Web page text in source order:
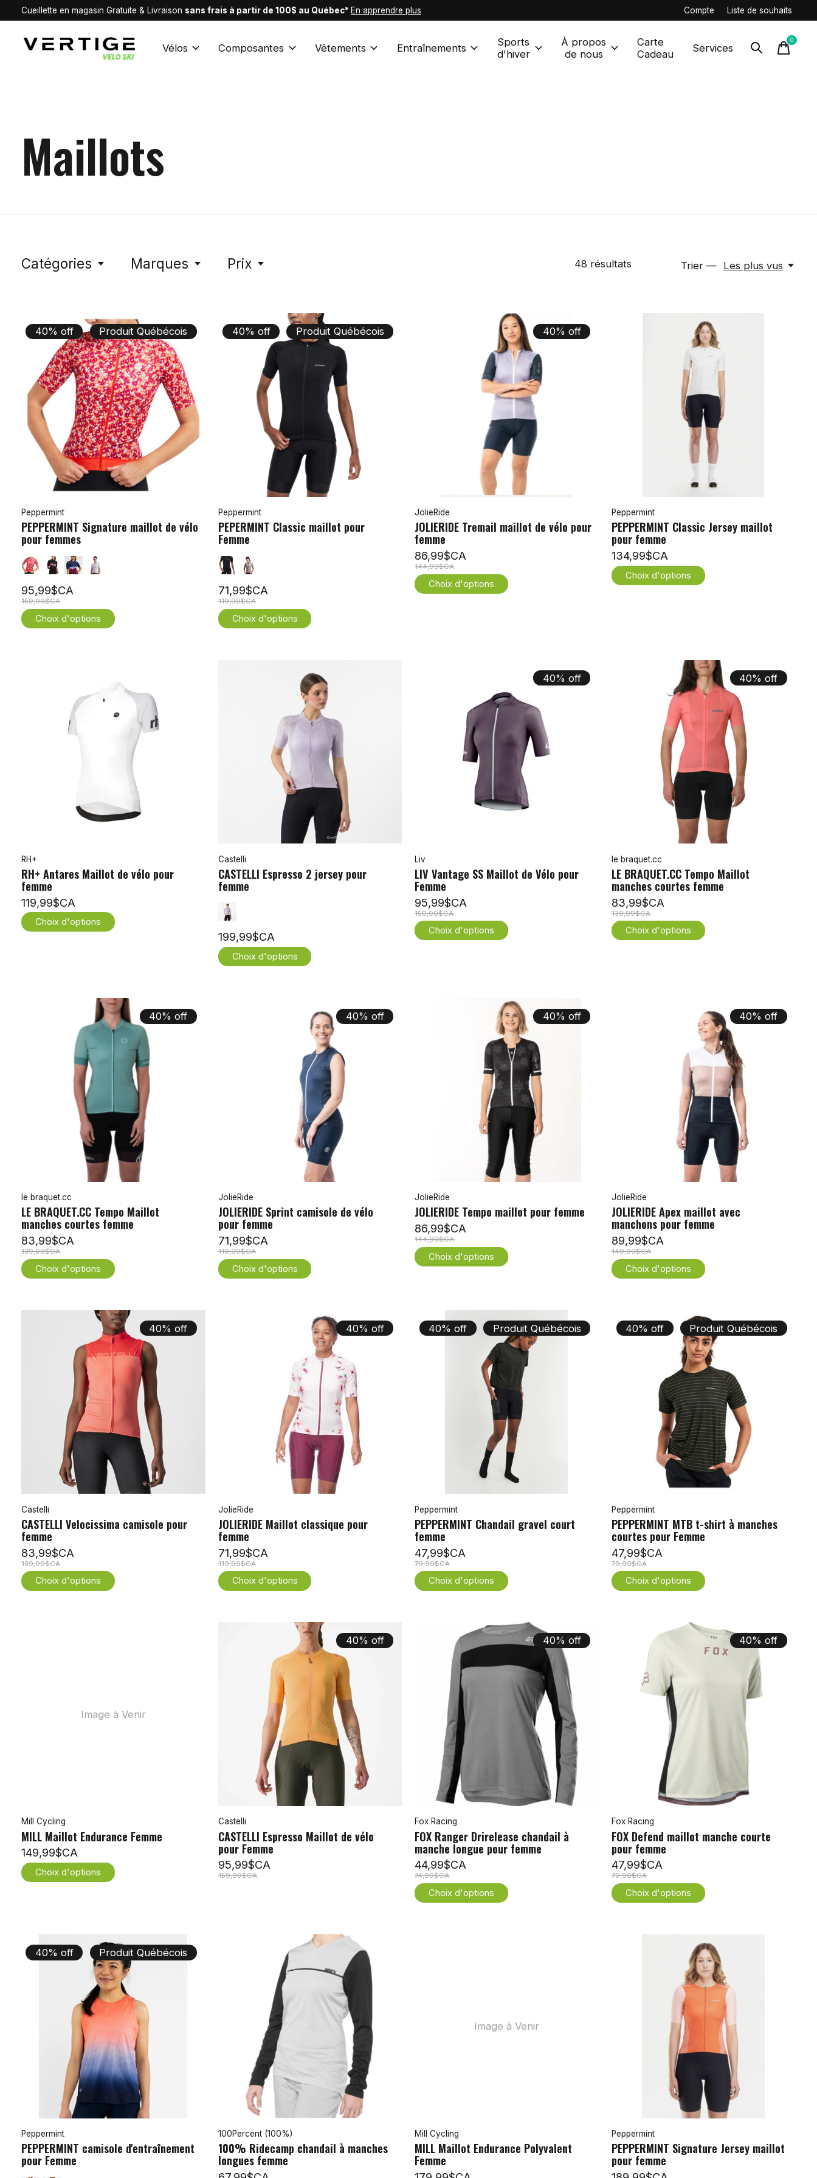
Cueillette en magasin Gratuite & Livraison sans frais à partir de 100$ au Québec* En apprendre plus Compte Liste de souhaits
Vélos Composantes Vêtements Entraînements
Sports
d'hiver
À propos
de nous
Carte
Cadeau
Services
0items
Maillots
Catégories Marques Prix 48résultats Trier — Les plus vus
40% off Produit Québécois
Peppermint
PEPPERMINT Signature maillot de vélo
pour femmes
95,99$CA
159,99$CA
Choix d'options
40% off Produit Québécois
Peppermint
PEPERMINT Classic maillot pour
Femme
71,99$CA
119,99$CA
Choix d'options
40% off
JolieRide
JOLIERIDE Tremail maillot de vélo pour
femme
86,99$CA
144,99$CA
Choix d'options
Peppermint
PEPPERMINT Classic Jersey maillot
pour femme
134,99$CA
Choix d'options
RH+
RH+ Antares Maillot de vélo pour
femme
119,99$CA
Choix d'options
Castelli
CASTELLI Espresso 2 jersey pour
femme
199,99$CA
Choix d'options
40% off
Liv
LIV Vantage SS Maillot de Vélo pour
Femme
95,99$CA
159,99$CA
Choix d'options
40% off
le braquet.cc
LE BRAQUET.CC Tempo Maillot
manches courtes femme
83,99$CA
139,99$CA
Choix d'options
40% off
le braquet.cc
LE BRAQUET.CC Tempo Maillot
manches courtes femme
83,99$CA
139,99$CA
Choix d'options
40% off
JolieRide
JOLIERIDE Sprint camisole de vélo
pour femme
71,99$CA
119,99$CA
Choix d'options
40% off
JolieRide
JOLIERIDE Tempo maillot pour femme
86,99$CA
144,99$CA
Choix d'options
40% off
JolieRide
JOLIERIDE Apex maillot avec
manchons pour femme
89,99$CA
149,99$CA
Choix d'options
40% off
Castelli
CASTELLI Velocissima camisole pour
femme
83,99$CA
139,99$CA
Choix d'options
40% off
JolieRide
JOLIERIDE Maillot classique pour
femme
71,99$CA
119,99$CA
Choix d'options
40% off Produit Québécois
Peppermint
PEPPERMINT Chandail gravel court
femme
47,99$CA
79,99$CA
Choix d'options
40% off Produit Québécois
Peppermint
PEPPERMINT MTB t-shirt à manches
courtes pour Femme
47,99$CA
79,99$CA
Choix d'options
Image à Venir
Mill Cycling
MILL Maillot Endurance Femme
149,99$CA
Choix d'options
40% off
Castelli
CASTELLI Espresso Maillot de vélo
pour Femme
95,99$CA
159,99$CA
40% off
Fox Racing
FOX Ranger Drirelease chandail à
manche longue pour femme
44,99$CA
74,99$CA
Choix d'options
40% off
Fox Racing
FOX Defend maillot manche courte
pour femme
47,99$CA
79,99$CA
Choix d'options
40% off Produit Québécois
Peppermint
PEPPERMINT camisole d'entraînement
pour Femme
100Percent (100%)
100% Ridecamp chandail à manches
longues femme
Image à Venir
Mill Cycling
MILL Maillot Endurance Polyvalent
Femme
Peppermint
PEPPERMINT Signature Jersey maillot
pour femme